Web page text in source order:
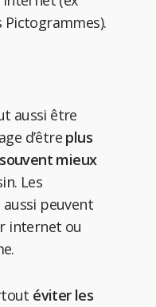
Pictogrammes).
aussi être
d’être plus
mieux
Les
peuvent
internet ou
éviter les